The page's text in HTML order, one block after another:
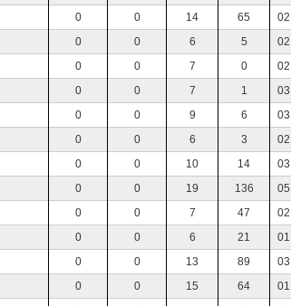
0 0 14 65
0 0 6 5
0 0 7 0
0 0 7 1
0 0 9 6
0 0 6 3
0 0 10 14
0 0 19 136
0 0 7 47
0 0 6 21
0 0 13 89
0 0 15 64